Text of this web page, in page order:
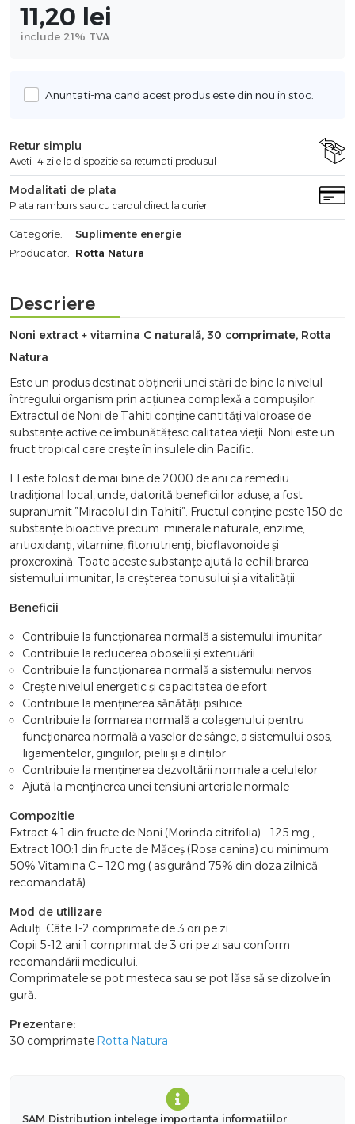
11,20 lei
include 21% TVA
Anuntati-ma cand acest produs este din nou in stoc.
Retur simplu
Aveti 14 zile la dispozitie sa returnati produsul
Modalitati de plata
Plata ramburs sau cu cardul direct la curier
Categorie:
Suplimente energie
Producator: Rotta Natura
Descriere
Noni extract + vitamina C naturală, 30 comprimate, Rotta
Natura
Este un produs destinat obținerii unei stări de bine la nivelul
întregului organism prin acțiunea complexă a compușilor.
Extractul de Noni de Tahiti conține cantități valoroase de
substanțe active ce îmbunătățesc calitatea vieții. Noni este un
fruct tropical care crește în insulele din Pacific.
El este folosit de mai bine de 2000 de ani ca remediu
tradițional local, unde, datorită beneficiilor aduse, a fost
supranumit ”Miracolul din Tahiti”. Fructul conține peste 150 de
substanțe bioactive precum: minerale naturale, enzime,
antioxidanți, vitamine, fitonutrienți, bioflavonoide și
proxeroxină. Toate aceste substanțe ajută la echilibrarea
sistemului imunitar, la creșterea tonusului și a vitalității.
Beneficii
Contribuie la funcționarea normală a sistemului imunitar
Contribuie la reducerea oboselii și extenuării
Contribuie la funcționarea normală a sistemului nervos
Crește nivelul energetic și capacitatea de efort
Contribuie la menținerea sănătății psihice
Contribuie la formarea normală a colagenului pentru
funcționarea normală a vaselor de sânge, a sistemului osos,
ligamentelor, gingiilor, pielii și a dinților
Contribuie la menținerea dezvoltării normale a celulelor
Ajută la menținerea unei tensiuni arteriale normale
Compozitie
Extract 4:1 din fructe de Noni (Morinda citrifolia) – 125 mg.,
Extract 100:1 din fructe de Măceș (Rosa canina) cu minimum
50% Vitamina C – 120 mg.( asigurând 75% din doza zilnică
recomandată).
Mod de utilizare
Adulți: Câte 1-2 comprimate de 3 ori pe zi.
Copii 5-12 ani:1 comprimat de 3 ori pe zi sau conform
recomandării medicului.
Comprimatele se pot mesteca sau se pot lăsa să se dizolve în
gură.
Prezentare:
30 comprimate Rotta Natura
SAM Distribution intelege importanta informatiilor